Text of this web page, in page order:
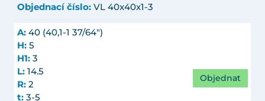
Objednací číslo: VL 40x40x1-3
A: 40 (40,1-1 37/64")
H: 5
H1: 3
L: 14.5
R: 2
t: 3-5
Objednat